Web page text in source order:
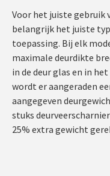
Voor het juiste gebruik
belangrijk het juiste
toepassing. Bij elk
maximale deurdikte
in de deur glas en in
wordt er aangeraden
aangegeven
stuks
25% extra gewicht